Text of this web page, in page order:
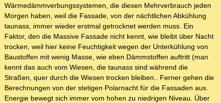
Wärmedämmverbungssystemen, die diesen Mehrverbrauch jeden
Morgen haben, weil die Fassade, von der nächtlichen Abkühlung
taunass, immer wieder erstmal getrocknet werden muss. Ein
Faktor, den die Massive Fassade nicht kennt, wie bleibt über Nacht
trocken, weil hier keine Feuchtigkeit wegen der Unterkühlung von
Baustoffen mit wenig Masse, wie eben Dämmstoffen auftritt (man
kennt das auch vom Wiesen, die taunass sind während die
Straßen, quer durch die Wiesen trocken bleiben.. Ferner gehen die
Berechnungen von der stetigen Polarnacht für die Fassaden aus.
Energie bewegt sich immer vom hohen zu niedrigen Niveau. Über